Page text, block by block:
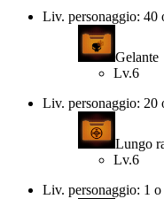
Liv. personaggio: 40
Gelante
Lv.6
Liv. personaggio: 20
Lungo
Lv.6
Liv. personaggio: 1 o